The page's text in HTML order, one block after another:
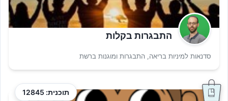
התבגרות בקלות
סדנאות למיניות בריאה, התבגרות ומוגנות ברשת
תוכנית: 12845